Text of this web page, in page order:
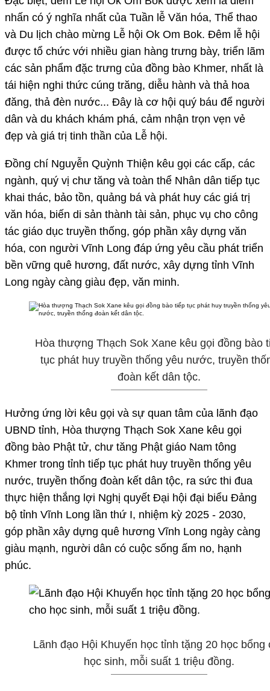
nhấn có ý nghĩa nhất của Tuần lễ Văn hóa, Thể thao
và Du lịch chào mừng Lễ hội Ok Om Bok. Đêm lễ hội
được tổ chức với nhiều gian hàng trưng bày, triển lãm
các sản phẩm đặc trưng của đồng bào Khmer, nhất là
tái hiện nghi thức cúng trăng, diễu hành và thả hoa
đăng, thả đèn nước... Đây là cơ hội quý báu để người
dân và du khách khám phá, cảm nhận trọn vẹn vẻ
đẹp và giá trị tinh thần của Lễ hội.
Đồng chí Nguyễn Quỳnh Thiện kêu gọi các cấp, các
ngành, quý vị chư tăng và toàn thể Nhân dân tiếp tục
khai thác, bảo tồn, quảng bá và phát huy các giá trị
văn hóa, biến di sản thành tài sản, phục vụ cho công
tác giáo dục truyền thống, góp phần xây dựng văn
hóa, con người Vĩnh Long đáp ứng yêu cầu phát triển
bền vững quê hương, đất nước, xây dựng tỉnh Vĩnh
Long ngày càng giàu đẹp, văn minh.
Hòa thượng Thạch Sok Xane kêu gọi đồng bào
tục phát huy truyền thống yêu nước, truyền
đoàn kết dân tộc.
Hưởng ứng lời kêu gọi và sự quan tâm của lãnh đạo
UBND tỉnh, Hòa thượng Thạch Sok Xane kêu gọi
đồng bào Phật tử, chư tăng Phật giáo Nam tông
Khmer trong tỉnh tiếp tục phát huy truyền thống yêu
nước, truyền thống đoàn kết dân tộc, ra sức thi đua
thực hiện thắng lợi Nghị quyết Đại hội đại biểu Đảng
bộ tỉnh Vĩnh Long lần thứ I, nhiệm kỳ 2025 - 2030,
góp phần xây dựng quê hương Vĩnh Long ngày càng
giàu mạnh, người dân có cuộc sống ấm no, hạnh
phúc.
Lãnh đạo Hội Khuyến học tỉnh tặng 20 học bổng
học sinh, mỗi suất 1 triệu đồng.